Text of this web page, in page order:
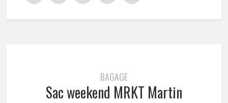
BAGAGE
Sac weekend MRKT Martin